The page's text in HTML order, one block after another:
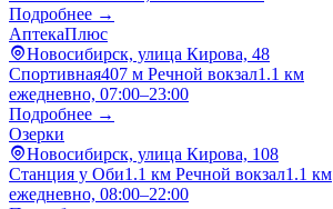
Подробнее →
АптекаПлюс
Новосибирск, улица Кирова, 48
Спортивная407 м Речной вокзал1.1 км
ежедневно, 07:00–23:00
Подробнее →
Озерки
Новосибирск, улица Кирова, 108
Станция у Оби1.1 км Речной вокзал1.1 км
ежедневно, 08:00–22:00